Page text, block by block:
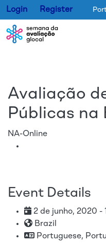
Login Register
Avaliação
Públicas na
NA-Online
Event Details
2 de junho, 2020 -
Brazil
Portuguese,